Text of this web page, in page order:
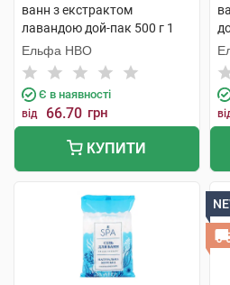
ванн з екстрактом
лавандою дой-пак 500 г 1
пакет
Ельфа НВО
Є в наявності
від 66.70 грн
КУПИТИ